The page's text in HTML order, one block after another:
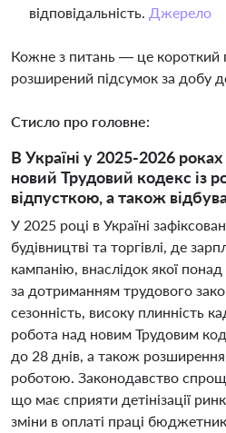
відповідальність. Джерело
Кожне з питань — це короткий
розширений підсумок за добу
Стисло про головне:
В Україні у 2025-2026
новий Трудовий кодекс із
відпусткою, а також
У 2025 році в Україні
будівництві та торгівлі, де
кампанію, внаслідок якої
за дотриманням трудового
сезонність, високу плинність
робота над новим Трудовим
до 28 днів, а також
роботою. Законодавство
що має сприяти детінізації
зміни в оплаті праці